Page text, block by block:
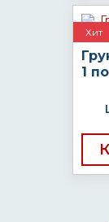
Хит
1